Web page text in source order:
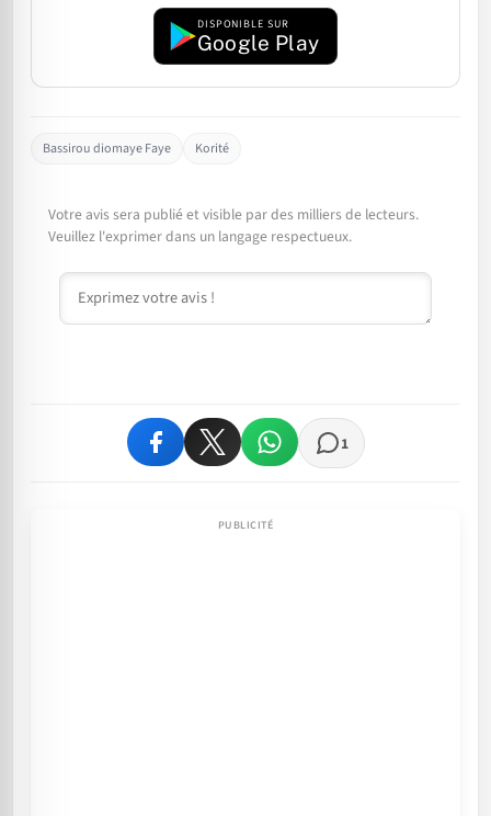
DISPONIBLE SUR
Google Play
Bassirou diomaye Faye Korité
Votre avis sera publié et visible par des milliers de lecteurs.
Veuillez l'exprimer dans un langage respectueux.
Commentaire
1